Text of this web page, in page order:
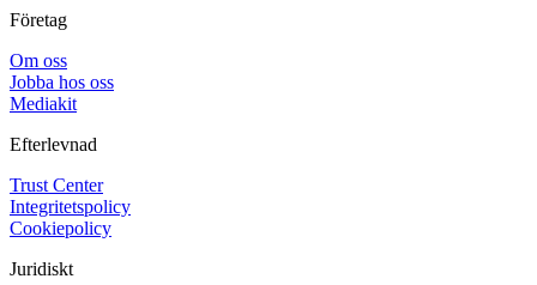
Företag
Om oss
Jobba hos oss
Mediakit
Efterlevnad
Trust Center
Integritetspolicy
Cookiepolicy
Juridiskt